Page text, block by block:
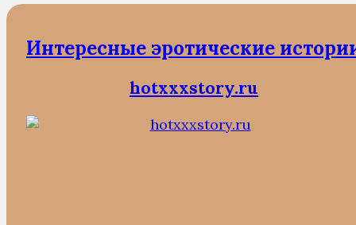
Интересные эротические
hotxxxstory.ru